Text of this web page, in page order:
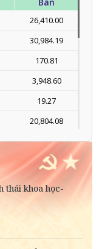
Bán
26,410.00
30,984.19
170.81
3,948.60
19.27
20,804.08
4,118.33
809.42
2,817.41
2,811.55